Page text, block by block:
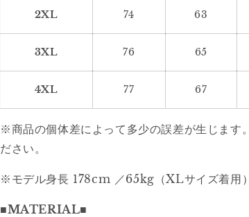
数
を
減
す
数
を
増
2XL 74 63
3XL 76 65
4XL 77 67
※商品の個体差によって多少の誤差が生じます
ださい。
※モデル身長 178cm ／65kg（XLサイズ着用）
■MATERIAL■